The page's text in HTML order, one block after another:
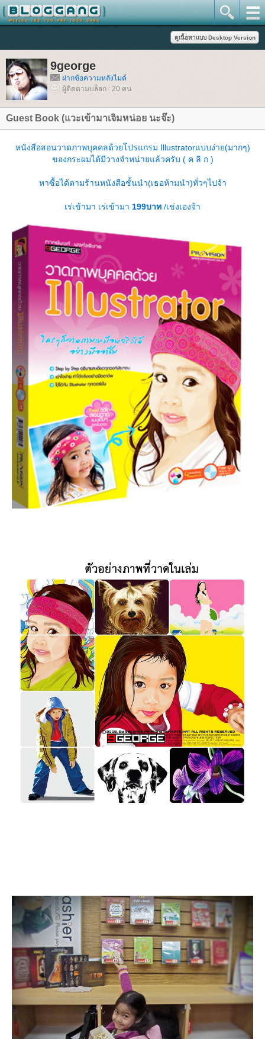
9george
ฝากข้อความหลังไมค์
ผู้ติดตามบล็อก : 20 คน
Guest Book (แวะเข้ามาเจิมหน่อย นะจ๊ะ)
หนังสือสอนวาดภาพบุคคลด้วยโปรแกรม Illustratorแบบง่าย(มากๆ)
ของกระผมได้มีวางจำหน่ายแล้วครับ ( ค ลิ ก )
หาซื้อได้ตามร้านหนังสือชั้นนำ(เธอห้ามนำ)ทั่วๆไปจ้า
เร่เข้ามา เร่เข้ามา 199บาท /เข่งเองจ้า